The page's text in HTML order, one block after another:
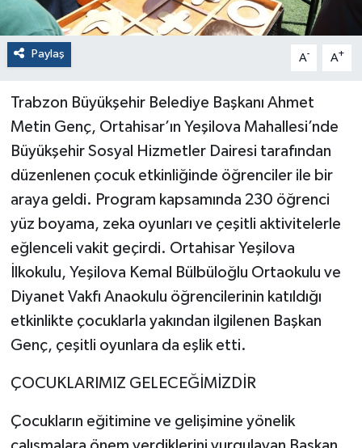
Paylaş A- A+
Trabzon Büyükşehir Belediye Başkanı Ahmet
Metin Genç, Ortahisar’ın Yeşilova Mahallesi’nde
Büyükşehir Sosyal Hizmetler Dairesi tarafından
düzenlenen çocuk etkinliğinde öğrenciler ile bir
araya geldi. Program kapsamında 230 öğrenci
yüz boyama, zeka oyunları ve çeşitli aktivitelerle
eğlenceli vakit geçirdi. Ortahisar Yeşilova
İlkokulu, Yeşilova Kemal Bülbüloğlu Ortaokulu ve
Diyanet Vakfı Anaokulu öğrencilerinin katıldığı
etkinlikte çocuklarla yakından ilgilenen Başkan
Genç, çeşitli oyunlara da eşlik etti.
ÇOCUKLARIMIZ GELECEĞİMİZDİR
Çocukların eğitimine ve gelişimine yönelik